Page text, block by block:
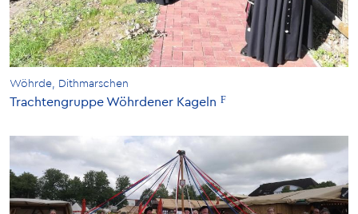
Wöhrde, Dithmarschen
Trachtengruppe Wöhrdener Kageln